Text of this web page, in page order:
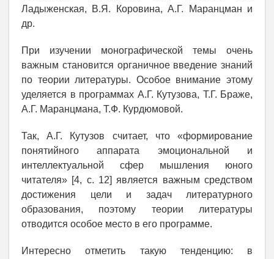
Ладыженская, В.Я. Коровина, А.Г. Маранцман и
др.
При изучении монографической темы очень
важным становится органичное введение знаний
по теории литературы. Особое внимание этому
уделяется в программах А.Г. Кутузова, Т.Г. Браже,
А.Г. Маранцмана, Т.Ф. Курдюмовой.
Так, А.Г. Кутузов считает, что «формирование
понятийного аппарата эмоциональной и
интеллектуальной сфер мышления юного
читателя» [4, с. 12] является важным средством
достижения цели и задач литературного
образования, поэтому теории литературы
отводится особое место в его программе.
Интересно отметить такую тенденцию: в